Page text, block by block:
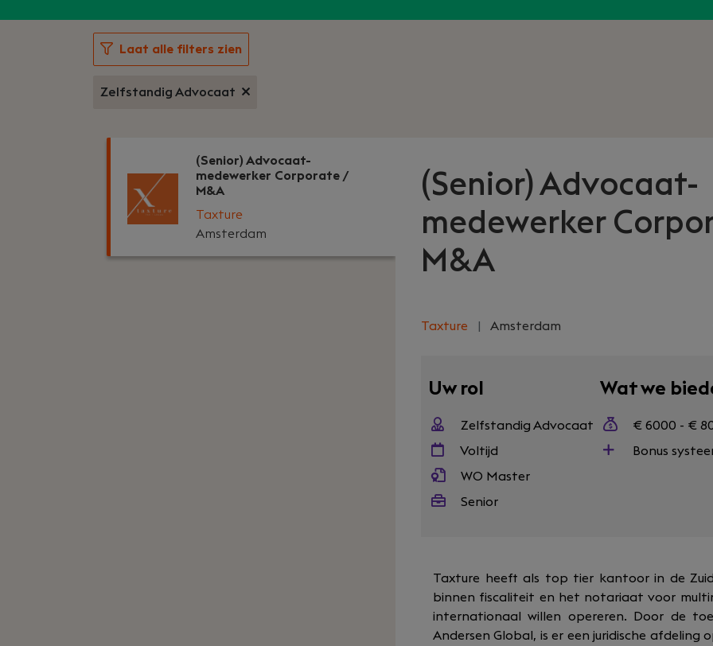
Laat alle filters zien
Zelfstandig Advocaat
(Senior) Advocaat-
medewerker Corporate /
M&A
Taxture
Amsterdam
(Senior) Advocaat-
medewerker
M&A
Taxture Amsterdam
Uw rol
Zelfstandig Advocaat
Voltijd
WO Master
Senior
Wat we
€ 6000 - €
Bonus
Taxture heeft als top tier kantoor in de
binnen fiscaliteit en het notariaat voor
internationaal willen opereren. Door de
Andersen Global, is er een juridische afdeling